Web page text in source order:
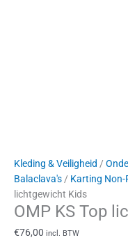
Kleding & Veiligheid /
Balaclava's/ Karting Non-
lichtgewicht Kids
OMP KS Top
€76,00 incl. BTW